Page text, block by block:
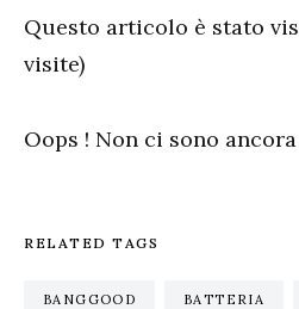
Questo articolo è stato
visite)
Oops ! Non ci sono
RELATED TAGS
BANGGOOD BATTERIA